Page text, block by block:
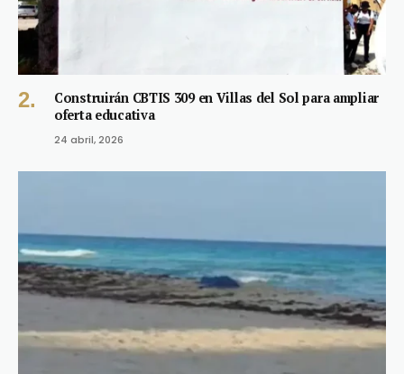
Construirán CBTIS 309 en Villas del Sol para ampliar
oferta educativa
24 abril, 2026